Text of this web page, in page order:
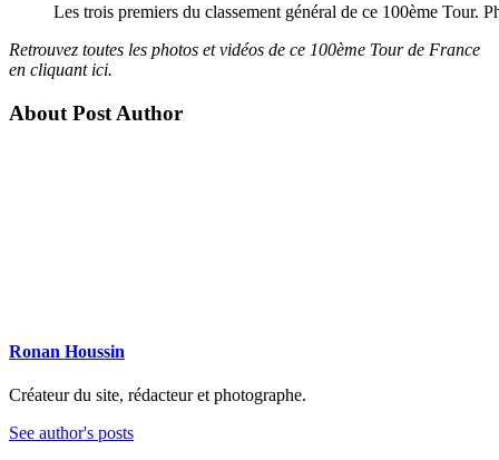
Les trois premiers du classement général de ce 100ème Tour.
Retrouvez toutes les photos et vidéos de ce 100ème Tour de France
en cliquant ici.
About Post Author
Ronan Houssin
Créateur du site, rédacteur et photographe.
See author's posts